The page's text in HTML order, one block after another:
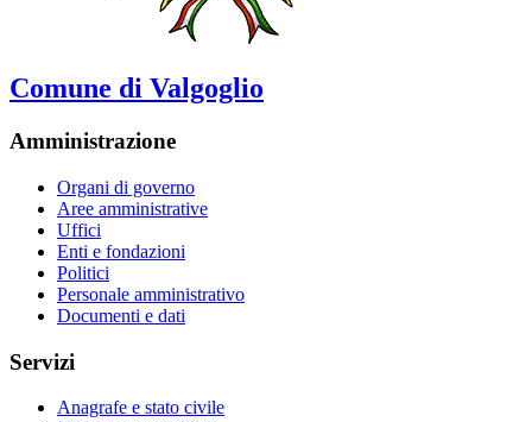
Comune di Valgoglio
Amministrazione
Organi di governo
Aree amministrative
Uffici
Enti e fondazioni
Politici
Personale amministrativo
Documenti e dati
Servizi
Anagrafe e stato civile